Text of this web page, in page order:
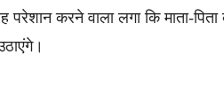
करने वाला लगा कि माता-पिता